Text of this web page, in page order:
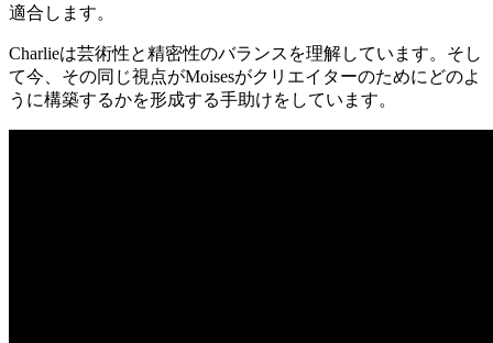
適合します。
Charlieは芸術性と精密性のバランスを理解しています。そし
て今、その同じ視点がMoisesがクリエイターのためにどのよ
うに構築するかを形成する手助けをしています。